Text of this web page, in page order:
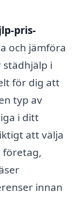
pris-
och jämföra
i
för dig att
typ av
i ditt
att välja
innan